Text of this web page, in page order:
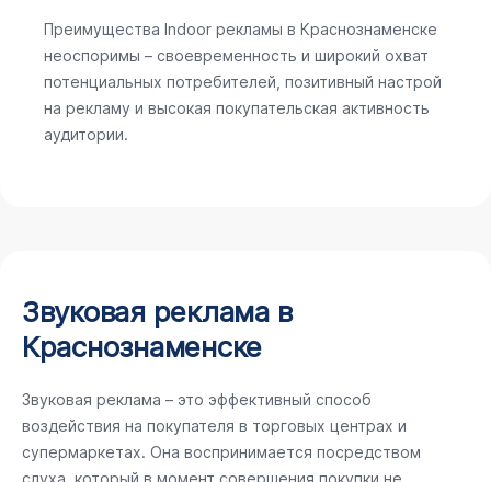
Преимущества Indoor рекламы в Краснознаменске
неоспоримы – своевременность и широкий охват
потенциальных потребителей, позитивный настрой
на рекламу и высокая покупательская активность
аудитории.
Звуковая реклама в
Краснознаменске
Звуковая реклама – это эффективный способ
воздействия на покупателя в торговых центрах и
супермаркетах. Она воспринимается посредством
слуха, который в момент совершения покупки не